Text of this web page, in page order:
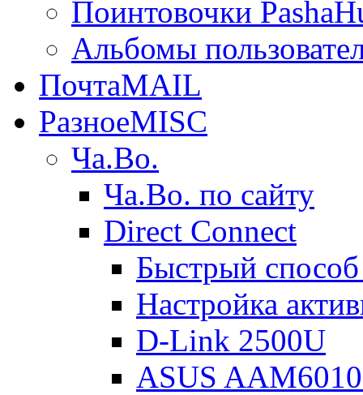
Поинтовочки
Альбомы
ПочтаMAIL
РазноеMISC
Ча.Во.
Ча.Во. по сайту
Direct Connect
Быстрый
Настройка
D-Link 2500U
ASUS